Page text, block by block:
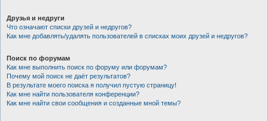
Друзья и недруги
Что означают списки друзей и недругов?
Как мне добавлять/удалять пользователей в списках моих друзей и недругов?
Поиск по форумам
Как мне выполнить поиск по форуму или форумам?
Почему мой поиск не даёт результатов?
В результате моего поиска я получил пустую страницу!
Как мне найти пользователя конференции?
Как мне найти свои сообщения и созданные мной темы?